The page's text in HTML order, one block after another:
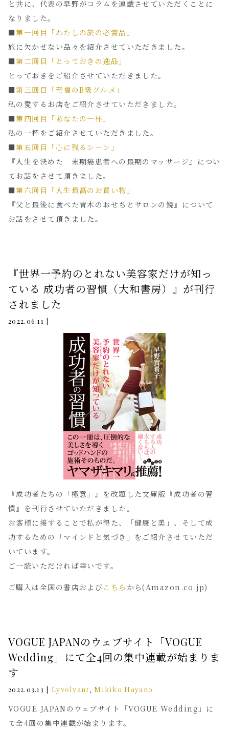
と共に、代表の早野がコラムを連載させていただくことに
なりました。
■第一回目「わたしの旅の必需品」
旅に欠かせない品々を紹介させていただきました。
■第二回目「とっておきの逸品」
とっておきをご紹介させていただきました。
■第三回目「至福のB級グルメ」
私の愛するお店をご紹介させていただきました。
■第四回目「あなたの一杯」
私の一杯をご紹介させていただきました。
■第五回目「心に残るシーン」
『人生を決めた 末期癌患者への最期のマッサージ』につい
てお話をさせて頂きました。
■第六回目「人生最高のお買い物」
『父と最後に食べた青木のおせちとサロンの鏡』について
お話をさせて頂きました。
『世界一予約のとれない美容家だけが知っ
ている 成功者の習慣（大和書房）』が刊行
されました
2022.06.11 |
『成功者たちの「極意」』を改題した文庫版『成功者の習
慣』を刊行させていただきました。
お客様に接することで私が得た、「健康と美」、そして成
功するための「マインドと気づき」をご紹介させていただ
いています。
ご一読いただければ幸いです。
ご購入は全国の書店および こちら から(Amazon.co.jp)
VOGUE JAPANのウェブサイト「VOGUE
Wedding」にて全4回の集中連載が始まりま
す
2022.03.13 | Lyvolvant ,Mikiko Hayano
VOGUE JAPANのウェブサイト「VOGUE Wedding」に
て全4回の集中連載が始まります。